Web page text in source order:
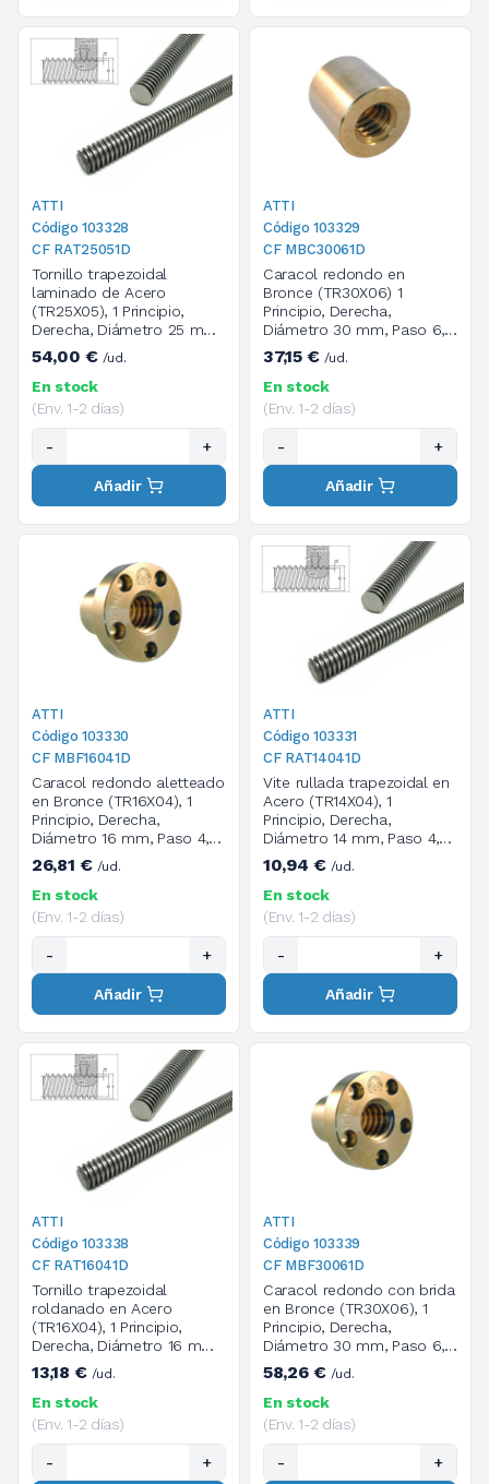
ATTI
Código 103328
CF RAT25051D
Tornillo trapezoidal
laminado de Acero
(TR25X05), 1 Principio,
Derecha, Diámetro 25 mm,
Paso 5, Longitud 2000 mm
54,00 €/ud.
En stock
(Env. 1-2 días)
- +
Añadir
ATTI
Código 103329
CF MBC30061D
Caracol redondo en
Bronce (TR30X06) 1
Principio, Derecha,
Diámetro 30 mm, Paso 6,
Dimensiones 50X50 mm
37,15 €/ud.
En stock
(Env. 1-2 días)
- +
Añadir
ATTI
Código 103330
CF MBF16041D
Caracol redondo aletteado
en Bronce (TR16X04), 1
Principio, Derecha,
Diámetro 16 mm, Paso 4,
Dimensiones 22X45X30
mm, M5, 4 Agujeros
26,81 €/ud.
En stock
(Env. 1-2 días)
- +
Añadir
ATTI
Código 103331
CF RAT14041D
Vite rullada trapezoidal en
Acero (TR14X04), 1
Principio, Derecha,
Diámetro 14 mm, Paso 4,
Longitud 1000 mm
10,94 €/ud.
En stock
(Env. 1-2 días)
- +
Añadir
ATTI
Código 103338
CF RAT16041D
Tornillo trapezoidal
roldanado en Acero
(TR16X04), 1 Principio,
Derecha, Diámetro 16 mm,
Paso 4, Longitud 1000 mm
13,18 €/ud.
En stock
(Env. 1-2 días)
- +
ATTI
Código 103339
CF MBF30061D
Caracol redondo con brida
en Bronce (TR30X06), 1
Principio, Derecha,
Diámetro 30 mm, Paso 6,
Dimensiones 40X68X50
mm, M6, 5 Agujeros
58,26 €/ud.
En stock
(Env. 1-2 días)
- +